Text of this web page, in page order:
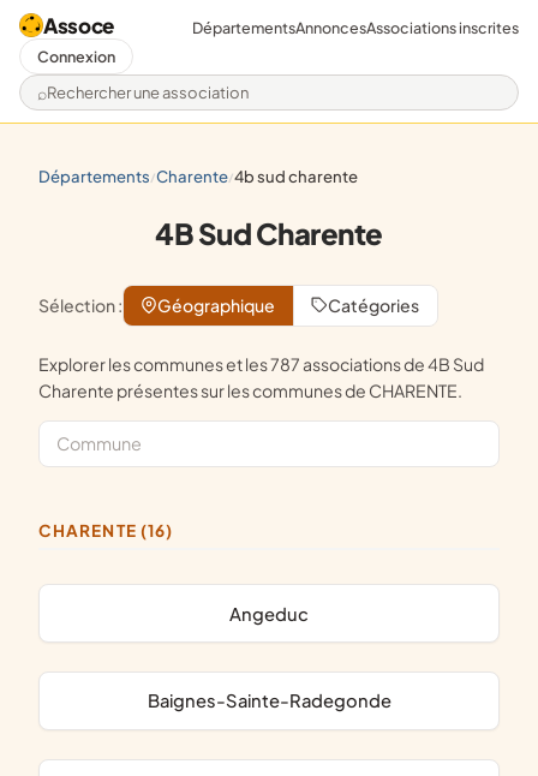
Assoce
Rechercher une association
DépartementsAnnoncesAssociations inscrites
Connexion
départements/ charente/ 4b sud charente
4B Sud Charente
Sélection : Géographique Catégories
Explorer les communes et les 787 associations de 4B Sud
Charente présentes sur les communes de CHARENTE.
CHARENTE (16)
Angeduc
Baignes-Sainte-Radegonde